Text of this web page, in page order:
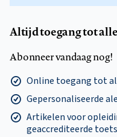
Altijd toegang tot
Abonneer vandaag nog!
Online toegang tot
Gepersonaliseerde
Artikelen voor
geaccrediteerde